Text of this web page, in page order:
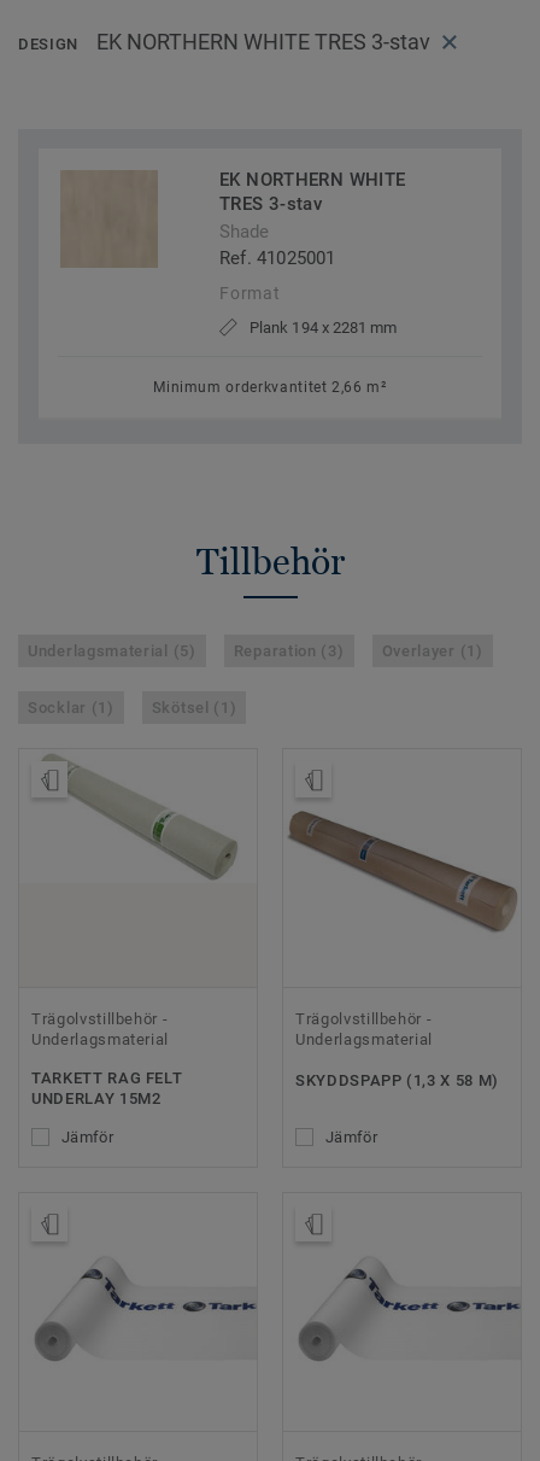
DESIGN EK NORTHERN WHITE TRES 3-stav
EK NORTHERN WHITE
TRES 3-stav
Shade
Ref. 41025001
Format
Plank 194 x 2281 mm
Minimum orderkvantitet 2,66 m²
Tillbehör
Underlagsmaterial (5) Reparation (3) Overlayer (1)
Socklar (1) Skötsel (1)
Beställ prov
Trägolvstillbehör -
Underlagsmaterial
TARKETT RAG FELT
UNDERLAY 15M2
Jämför
Trägolvstillbehör -
Underlagsmaterial
SKYDDSPAPP (1,3 X 58 M)
Jämför